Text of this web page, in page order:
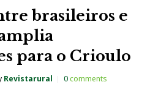
brasileiros e
para o Crioulo
Revistarural 0comments